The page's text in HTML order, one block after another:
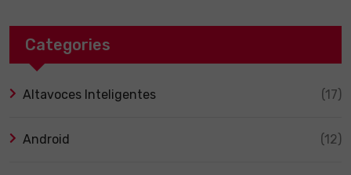
Categories
Altavoces Inteligentes (17)
Android (12)